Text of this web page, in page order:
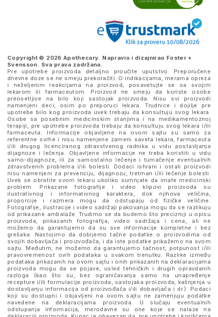
Copyright © 2026 Apothecary. Napravio i dizajnirao Foster +
Svensson. Sva prava zadržana.
Pre upotrebe proizvoda detaljno proučite uputstvo. Preporučene
dnevne doze se ne smeju prekoračiti. O indikacijama, merama opreza
i neželjenim reakcijama na proizvod, posavetujte se sa svojim
lekarom ili farmaceutom. Proizvod ne smeju da koriste osobe
preosetljive na bilo koji sastojak proizvoda. Nisu svi proizvodi
namenjeni deci, osim po preporuci lekara. Trudnice i dojilje pre
upotrebe bilo kog proizvoda uvek trebaju da konsultuju svog lekara.
Osobe sa posebnim medicinskim stanjima i na medikamentoznoj
terapiji, pre upotrebe proizvoda trebaju da konsultuju svog lekara i/ili
farmaceuta. Informacije objavljene na ovom sajtu su samo za
referentne svrhe i nisu namenjene zameni saveta lekara, farmaceuta
i/ili drugog licenciranog zdravstvenog radnika u vidu postavljanja
dijagnoze i lečenja. Objavljene informacije ne treba koristiti u vidu
samo-dijagnoze, ili za samostalno lečenje i tumačenje eventualnih
zdravstvenih problema i/ili bolesti. Dodaci ishrani i ostali proizvodi
nisu namenjeni za prevenciju, dijagnozu, tretman i/ili lečenje bolesti.
Uvek se obratite svom lekaru ukoliko sumnjate da imate medicinski
problem. Prikazane fotografije i video klipovi proizvoda su
ilustrativnog i informativnog karaktera, dok njihova veličina,
proporcije i razmera mogu da odstupaju od fizičke veličine.
Fotografije, ilustracije i video sadržaji pakovanja mogu da se razlikuju
od prikazane ambalaže. Trudimo se da budemo što precizniji u opisu
proizvoda, prikazanih fotografija, video sadržaja i cena, ali ne
možemo da garantujemo da su sve informacije kompletne i bez
grešaka. Nastojimo da dobijemo tačne podatke o proizvodima od
svojih dobavljača i proizvođača, i da iste podatke prikažemo na svom
sajtu. Međutim, ne možemo da garantujemo tačnost, potpunost i/ili
pravovremenost ovih podataka u svakom trenutku. Razlike između
podataka prikazanih na ovom sajtu i onih prikazanih na deklaracijama
proizvoda mogu da se pojave, usled tehničkih i drugih opravdanih
razloga (kao što su, bez ograničavanja samo na unapređenje
recepture i/ili formulacije proizvoda, sastojaka proizvoda, kašnjenja u
dostavljanju informacija od proizvođača i/ili dobavljača i dr.). Podaci
koji su dostupni i objavljeni na ovom sajtu ne zamenjuju podatke
navedene na deklaracijama proizvoda. U slučaju eventualnih
odstupanja informacija, merodavne su one koje se nalaze na